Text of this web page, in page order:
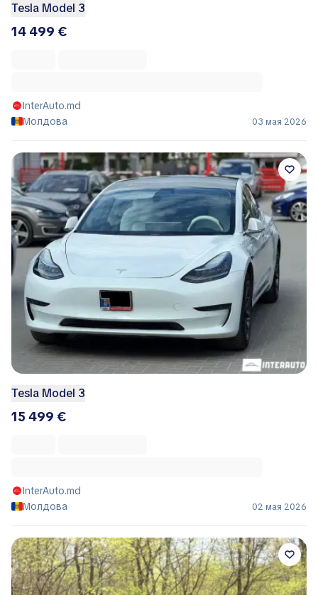
Tesla Model 3
14 499 €
InterAuto.md
Молдова
03 мая 2026
Tesla Model 3
15 499 €
InterAuto.md
Молдова
02 мая 2026